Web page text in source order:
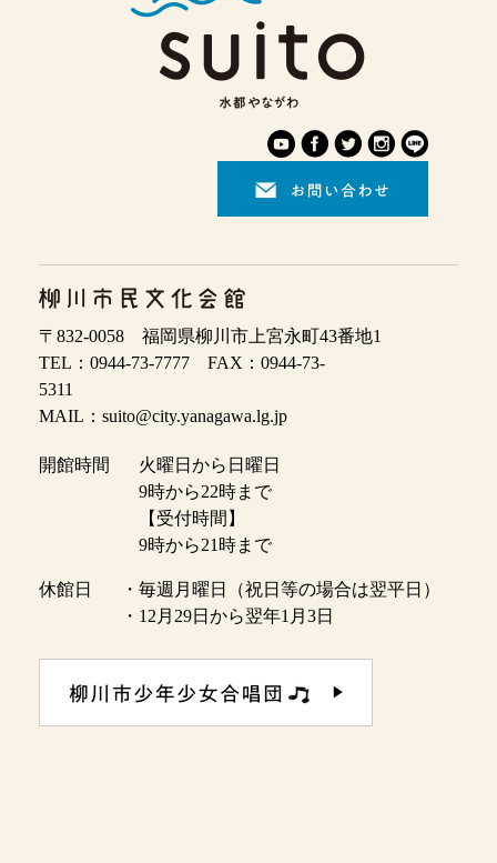
〒832-0058 福岡県柳川市上宮永町43番地1
TEL：0944-73-7777 FAX：0944-73-
5311
MAIL：suito@city.yanagawa.lg.jp
開館時間
火曜日から日曜日
9時から22時まで
【受付時間】
9時から21時まで
休館日
・毎週月曜日（祝日等の場合は翌平日）
・12月29日から翌年1月3日